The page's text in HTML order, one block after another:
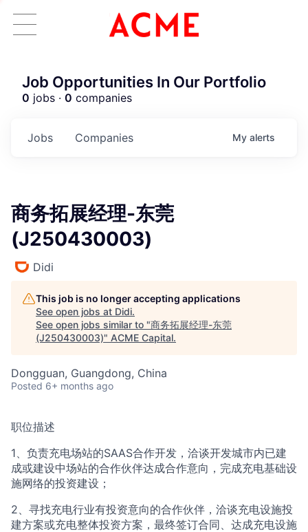
ACME Homepage
Job Opportunities In Our Portfolio
0 jobs · 0 companies
Jobs Companies My alerts
商务拓展经理-东莞
(J250430003)
Didi
This job is no longer accepting applications
See open jobs at Didi.
See open jobs similar to "商务拓展经理-东莞
(J250430003)" ACME Capital.
Dongguan, Guangdong, China
Posted 6+ months ago
职位描述
1、负责充电场站的SAAS合作开发，洽谈开发城市内已建
成或建设中场站的合作伙伴达成合作意向，完成充电基础设
施网络的投资建设；
2、寻找充电行业有投资意向的合作伙伴，洽谈充电设施投
建方案或充电整体投资方案，最终签订合同、达成充电设施